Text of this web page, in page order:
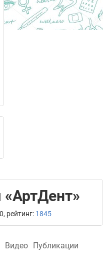
рейтинг: 1845
Видео Публикации